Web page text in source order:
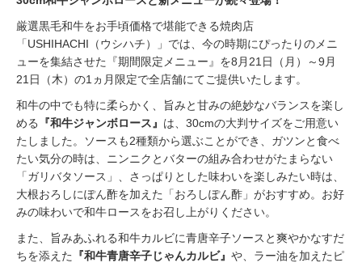
厳選黒毛和牛をお手頃価格で堪能できる焼肉店
「USHIHACHI（ウシハチ）」では、今の時期にぴったりのメニ
ューを集結させた『期間限定メニュー』を8月21日（月）～9月
21日（木）の1ヵ月限定で全店舗にてご提供いたします。
和牛の中でも特に柔らかく、旨みと甘みの絶妙なバランスを楽し
める
『和牛ジャンボロース』 は、30cmの大判サイズをご用意い
たしました。ソースも2種類から選ぶことができ、ガツンと食べ
たい気分の時は、ニンニクとバターの組み合わせがたまらない
「ガリバタソース」、さっぱりとした味わいを楽しみたい時は、
大根おろしにぽん酢を加えた「おろしぽん酢」がおすすめ。お好
みの味わいで和牛ロースをお召し上がりください。
また、旨みあふれる和牛カルビに青唐辛子ソースと爽やかなすだ
ちを添えた
『和牛青唐辛子じゃんカルビ』 や、ラー油を加えたピ